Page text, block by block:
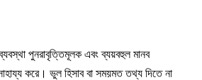
পুনরাবৃত্তিমূলক এবং ব্যয়বহুল মানব
করে। ভুল হিসাব বা সময়মত তথ্য দিতে না